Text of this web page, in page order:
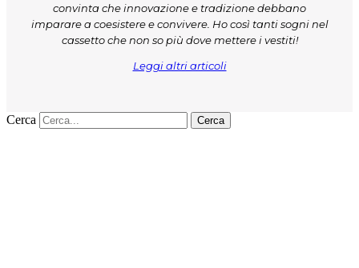
convinta che innovazione e tradizione debbano
imparare a coesistere e convivere. Ho così tanti sogni nel
cassetto che non so più dove mettere i vestiti!
Leggi altri articoli
Cerca Cerca